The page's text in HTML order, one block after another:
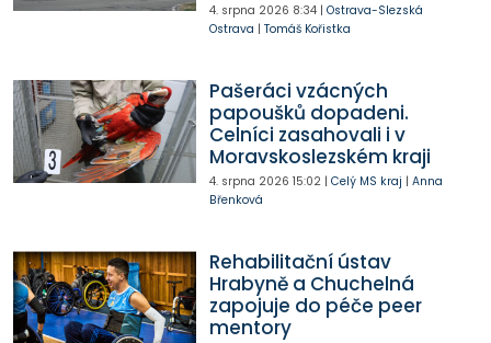
4. srpna 2026 8:34| Ostrava-Slezská
Ostrava | Tomáš Kořistka
Pašeráci vzácných
papoušků dopadeni.
Celníci zasahovali i v
Moravskoslezském kraji
4. srpna 2026 15:02| Celý MS kraj | Anna
Břenková
Rehabilitační ústav
Hrabyně a Chuchelná
zapojuje do péče peer
mentory